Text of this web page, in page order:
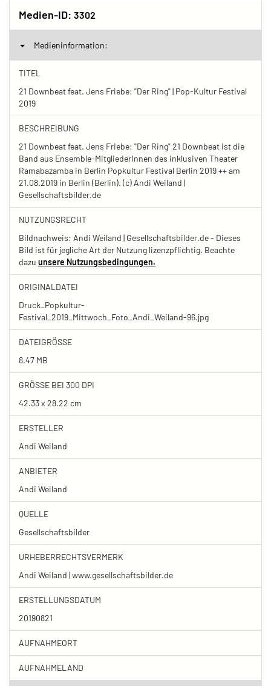
Medien-ID: 3302
Medieninformation:
TITEL
21 Downbeat feat. Jens Friebe: "Der Ring" | Pop-Kultur Festival
2019
BESCHREIBUNG
21 Downbeat feat. Jens Friebe: "Der Ring" 21 Downbeat ist die
Band aus Ensemble-MitgliederInnen des inklusiven Theater
Ramabazamba in Berlin Popkultur Festival Berlin 2019 ++ am
21.08.2019 in Berlin (Berlin). (c) Andi Weiland |
Gesellschaftsbilder.de
NUTZUNGSRECHT
Bildnachweis: Andi Weiland | Gesellschaftsbilder.de - Dieses
Bild ist für jegliche Art der Nutzung lizenzpflichtig. Beachte
dazu unsere Nutzungsbedingungen.
ORIGINALDATEI
Druck_Popkultur-
Festival_2019_Mittwoch_Foto_Andi_Weiland-96.jpg
DATEIGRÖSSE
8.47 MB
GRÖSSE BEI 300 DPI
42.33 x 28.22 cm
ERSTELLER
Andi Weiland
ANBIETER
Andi Weiland
QUELLE
Gesellschaftsbilder
URHEBERRECHTSVERMERK
Andi Weiland | www.gesellschaftsbilder.de
ERSTELLUNGSDATUM
20190821
AUFNAHMEORT
AUFNAHMELAND